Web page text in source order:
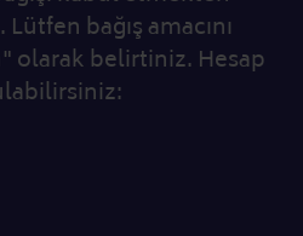
bağış amacını
olarak belirtiniz. Hesap